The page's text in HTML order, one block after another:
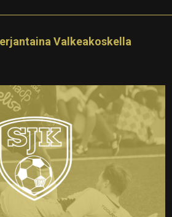
Valkeakoskella